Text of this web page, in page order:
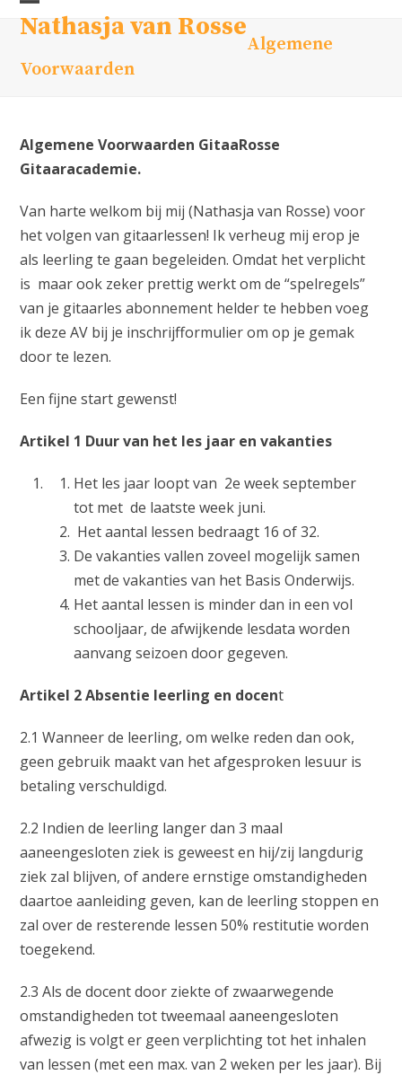
Skip
Nathasja van Rosse
Open
menu
Close
menu
Algemene
Voorwaarden
Algemene Voorwaarden GitaaRosse
Gitaaracademie.
Van harte welkom bij mij (Nathasja van Rosse) voor
het volgen van gitaarlessen! Ik verheug mij erop je
als leerling te gaan begeleiden. Omdat het verplicht
is maar ook zeker prettig werkt om de “spelregels”
van je gitaarles abonnement helder te hebben voeg
ik deze AV bij je inschrijfformulier om op je gemak
door te lezen.
Een fijne start gewenst!
Artikel 1 Duur van het les jaar en vakanties
Het les jaar loopt van 2e week september
tot met de laatste week juni.
Het aantal lessen bedraagt 16 of 32.
De vakanties vallen zoveel mogelijk samen
met de vakanties van het Basis Onderwijs.
Het aantal lessen is minder dan in een vol
schooljaar, de afwijkende lesdata worden
aanvang seizoen door gegeven.
Artikel 2 Absentie leerling en docent
2.1 Wanneer de leerling, om welke reden dan ook,
geen gebruik maakt van het afgesproken lesuur is
betaling verschuldigd.
2.2 Indien de leerling langer dan 3 maal
aaneengesloten ziek is geweest en hij/zij langdurig
ziek zal blijven, of andere ernstige omstandigheden
daartoe aanleiding geven, kan de leerling stoppen en
zal over de resterende lessen 50% restitutie worden
toegekend.
2.3 Als de docent door ziekte of zwaarwegende
omstandigheden tot tweemaal aaneengesloten
afwezig is volgt er geen verplichting tot het inhalen
van lessen (met een max. van 2 weken per les jaar). Bij